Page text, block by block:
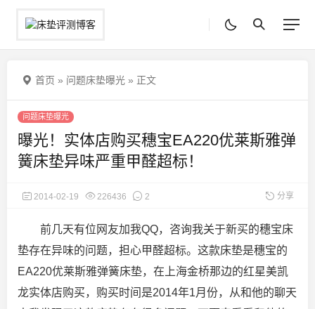
首页 » 问题床垫曝光 » 正文
问题床垫曝光
曝光！实体店购买穗宝EA220优莱斯雅弹
簧床垫异味严重甲醛超标！
2014-02-19 226436 2 分享
前几天有位网友加我QQ，咨询我关于新买的穗宝床
垫存在异味的问题，担心甲醛超标。这款床垫是穗宝的
EA220优莱斯雅弹簧床垫，在上海金桥那边的红星美凯
龙实体店购买，购买时间是2014年1月份，从和他的聊天